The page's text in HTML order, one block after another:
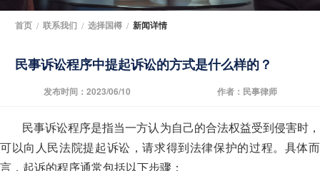
首页 / 联系我们 / 选择国樽 / 新闻详情
民事诉讼程序中提起诉讼的方式是什么样的？
发布时间：2023/06/10 作者：民事律师
民事诉讼程序是指当一方认为自己的合法权益受到侵害时，
可以向人民法院提起诉讼，请求得到法律保护的过程。具体而
言，起诉的程序通常包括以下步骤：